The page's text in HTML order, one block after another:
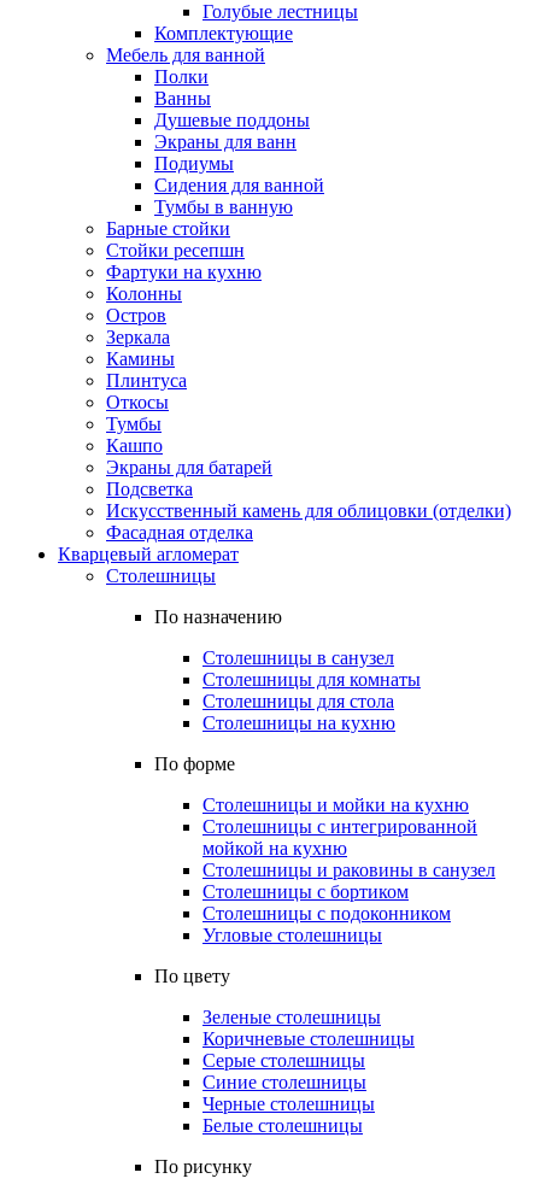
Голубые лестницы
Комплектующие
Мебель для ванной
Полки
Ванны
Душевые поддоны
Экраны для ванн
Подиумы
Сидения для ванной
Тумбы в ванную
Барные стойки
Стойки ресепшн
Фартуки на кухню
Колонны
Остров
Зеркала
Камины
Плинтуса
Откосы
Тумбы
Кашпо
Экраны для батарей
Подсветка
Искусственный камень для облицовки (отделки)
Фасадная отделка
Кварцевый агломерат
Столешницы
По назначению
Столешницы в санузел
Столешницы для комнаты
Столешницы для стола
Столешницы на кухню
По форме
Столешницы и мойки на кухню
Столешницы с интегрированной
мойкой на кухню
Столешницы и раковины в санузел
Столешницы с бортиком
Столешницы с подоконником
Угловые столешницы
По цвету
Зеленые столешницы
Коричневые столешницы
Серые столешницы
Синие столешницы
Черные столешницы
Белые столешницы
По рисунку